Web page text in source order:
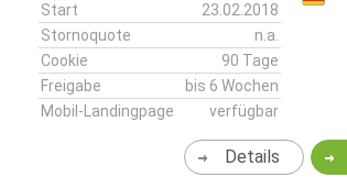
Start
23.02.2018
Stornoquote
n.a.
Cookie
90 Tage
Freigabe
bis 6 Wochen
Mobil-Landingpage
verfügbar
Details